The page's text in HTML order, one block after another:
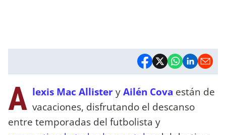
A lexis Mac AllisteryAilén Cova están de
vacaciones, disfrutando el descanso
entre temporadas del futbolista y